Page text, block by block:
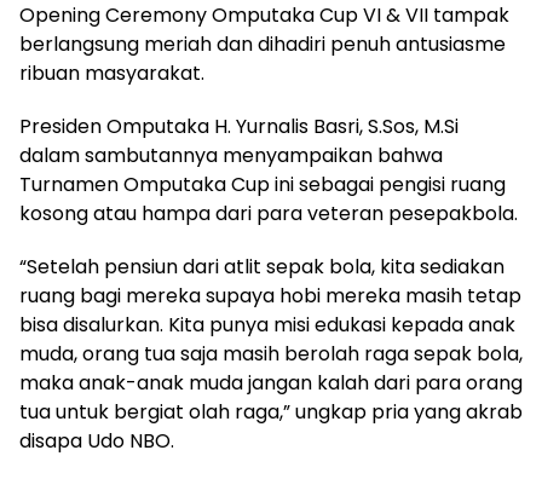
Opening Ceremony Omputaka Cup VI & VII tampak
berlangsung meriah dan dihadiri penuh antusiasme
ribuan masyarakat.
Presiden Omputaka H. Yurnalis Basri, S.Sos, M.Si
dalam sambutannya menyampaikan bahwa
Turnamen Omputaka Cup ini sebagai pengisi ruang
kosong atau hampa dari para veteran pesepakbola.
“Setelah pensiun dari atlit sepak bola, kita sediakan
ruang bagi mereka supaya hobi mereka masih tetap
bisa disalurkan. Kita punya misi edukasi kepada anak
muda, orang tua saja masih berolah raga sepak bola,
maka anak-anak muda jangan kalah dari para orang
tua untuk bergiat olah raga,” ungkap pria yang akrab
disapa Udo NBO.